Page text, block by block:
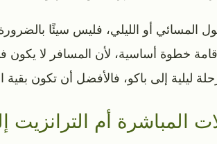
المسائي أو الليلي، فليس سيئًا
خطوة أساسية، لأن المسافر لا يكون
ليلية إلى باكو، فالأفضل أن تكون
المباشرة أم الترانزيت